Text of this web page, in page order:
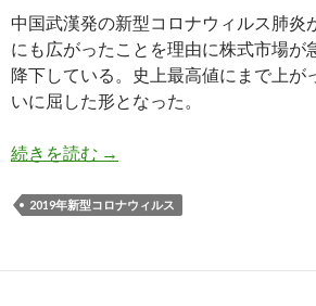
中国武漢発の新型コロナウィルス肺炎
にも広がったことを理由に株式市場が
降下している。史上最高値にまで上が
いに屈した形となった。
続きを読む 米国株急落の理由とドル
→
2019年新型コロナウィルス